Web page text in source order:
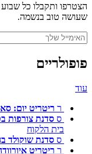
הצטרפו ותקבלו כל
שעושה טוב בנשמה.
פופולריים
עוד
ר ריטריט יום:
ס סדנת צורפות
בית הלקוח
ס סדנת שוקולד
ר ריטריט